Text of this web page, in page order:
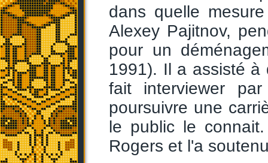
dans quelle
Alexey Pajitnov,
pour un
1991). Il a assisté à
fait interviewer
poursuivre une
le public le
Rogers et l'a